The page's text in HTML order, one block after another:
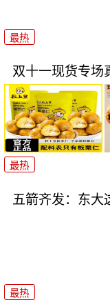
最热
双十一现货专场
最热
五箭齐发：东大
最热